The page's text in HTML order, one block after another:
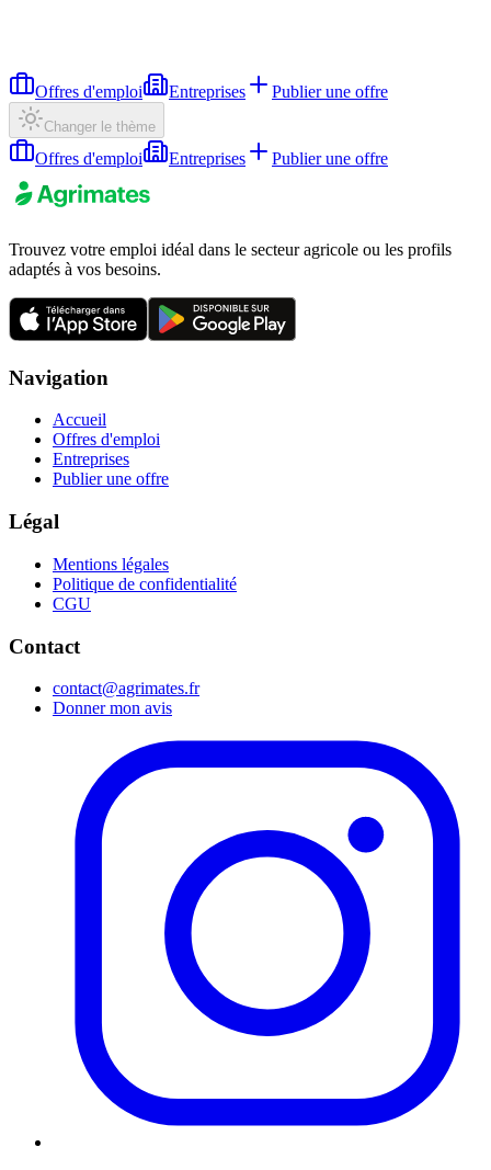
Offres d'emploi Entreprises Publier une offre
Changer le thème
Offres d'emploi Entreprises Publier une offre
Trouvez votre emploi idéal dans le secteur agricole ou les profils
adaptés à vos besoins.
Navigation
Accueil
Offres d'emploi
Entreprises
Publier une offre
Légal
Mentions légales
Politique de confidentialité
CGU
Contact
contact@agrimates.fr
Donner mon avis